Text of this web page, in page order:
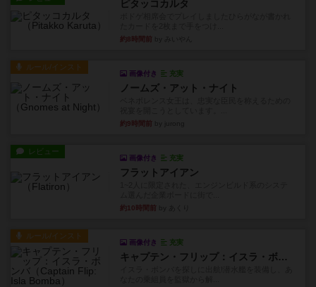
ピタッコカルタ
約8時間前
ルール/インスト
画像付き 充実
ノームズ・アット・ナイト
約9時間前
レビュー
画像付き 充実
フラットアイアン
約10時間前
ルール/インスト
画像付き 充実
キャプテン・フリップ：イスラ・ボンバ